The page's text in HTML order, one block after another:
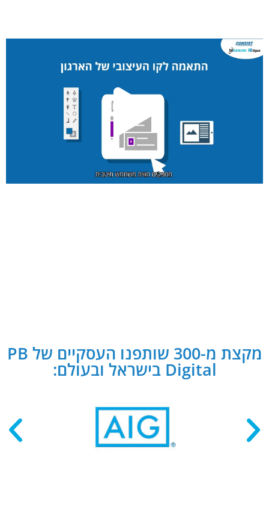
מקצת מ-300 שותפנו העסקיים של PB
Digital בישראל ובעולם: